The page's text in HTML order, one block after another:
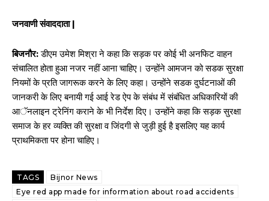
जनवाणी संवाददाता |
बिजनौर:डीएम उमेश मिश्रा ने कहा कि सड़क पर कोई भी अनफिट वाहन
संचालित होता हुआ नजर नहीं आना चाहिए। उन्होंने आमजन को सडक सुरक्षा
नियमों के प्रति जागरूक करने के लिए कहा। उन्होंने सडक दुर्घटनाओं की
जानकरी के लिए बनायी गई आई रेड ऐप के संबंध में संबंधित अधिकारियों की
आॅनलाइन ट्रेनिंग कराने के भी निर्देश दिए। उन्होंने कहा कि सड़क सुरक्षा
समाज के हर व्यक्ति की सुरक्षा व जिंदगी से जुड़ी हुई है इसलिए यह कार्य
प्राथमिकता पर होना चाहिए।
TAGS
Bijnor News
Eye red app made for information about road accidents